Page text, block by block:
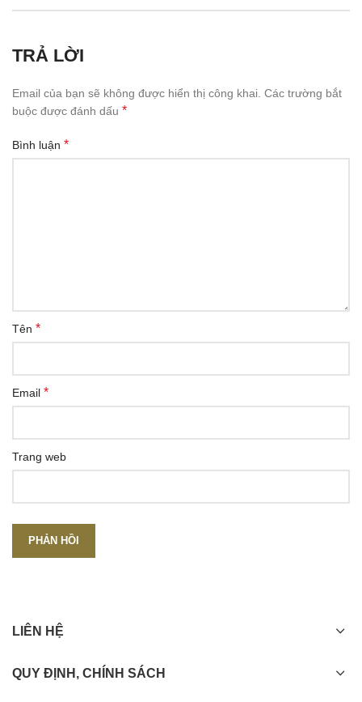
TRẢ LỜI
Email của bạn sẽ không được hiển thị công khai. Các trường bắt
buộc được đánh dấu *
Bình luận *
Tên *
Email *
Trang web
LIÊN HỆ
QUY ĐỊNH, CHÍNH SÁCH